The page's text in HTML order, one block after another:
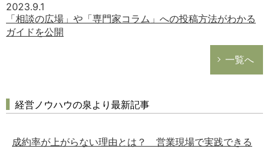
2023.9.1
「相談の広場」や「専門家コラム」への投稿方法がわかる
ガイドを公開
一覧へ
経営ノウハウの泉より最新記事
成約率が上がらない理由とは？ 営業現場で実践できる